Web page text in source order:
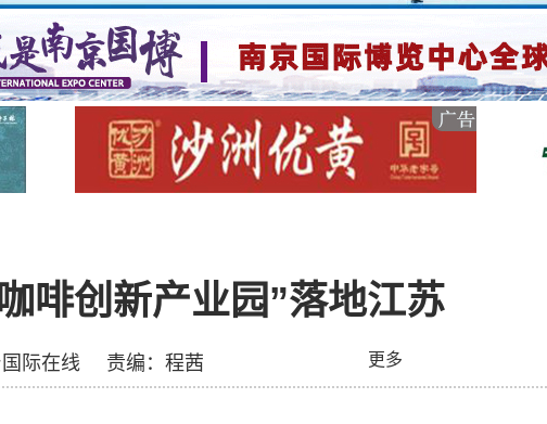
啡创新产业园”落地江苏
际在线 责编：程茜 更多